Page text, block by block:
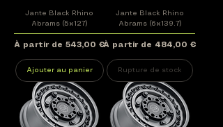
Jante Black Rhino
Abrams (5x127)
À partir de 543,00 €
Prix promotionnel
Ajouter au panier
Jante Black Rhino
Abrams (6x139.7)
À partir de 484,00 €
Prix promotionnel
Rupture de stock